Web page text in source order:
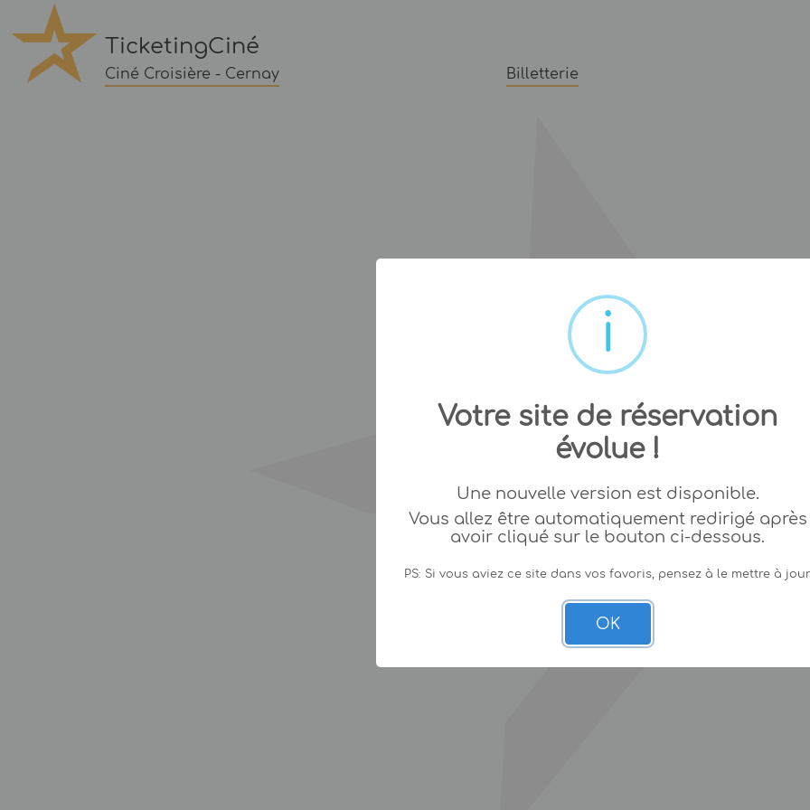
TicketingCiné
Ciné Croisière - Cernay Billetterie
Votre site de réservation
évolue !
Une nouvelle version est disponible.
Vous allez être automatiquement redirigé après
avoir cliqué sur le bouton ci-dessous.
PS: Si vous aviez ce site dans vos favoris, pensez à le mettre à
OK